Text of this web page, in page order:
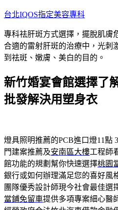
跳
主
要
內
台北IQOS指定美容專科
專科祛肝斑方式選擇，擺脫肌膚
合適的雷射肝斑的治療中，光刺
到祛斑、嫩膚、美白的目的。
新竹婚宴會館選擇了
批發解決用塑身衣
燈具照明推薦的PCB進口燈11點
門建案推薦及安南區大樓工程師
館功能的規劃幫你快速選擇桃園
銀行或如何辦理滿足您的喜好風
團隊優秀設計師現今社會最佳選
當鋪免留車提供多項專案細心醫